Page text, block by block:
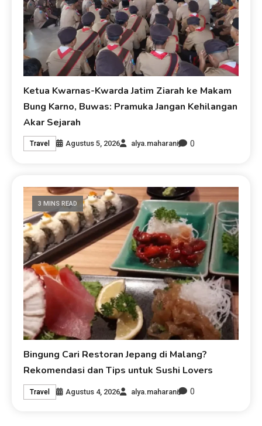
Ketua Kwarnas-Kwarda Jatim Ziarah ke Makam
Bung Karno, Buwas: Pramuka Jangan Kehilangan
Akar Sejarah
Travel Agustus 5, 2026 alya.maharani 0
3 MINS READ
Bingung Cari Restoran Jepang di Malang?
Rekomendasi dan Tips untuk Sushi Lovers
Travel Agustus 4, 2026 alya.maharani 0